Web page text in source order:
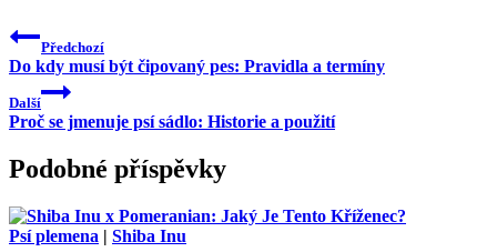
Předchozí
Do kdy musí být čipovaný pes: Pravidla a termíny
Další
Proč se jmenuje psí sádlo: Historie a použití
Podobné příspěvky
Psí plemena | Shiba Inu